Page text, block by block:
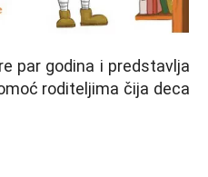
par godina i predstavlja
roditeljima čija deca